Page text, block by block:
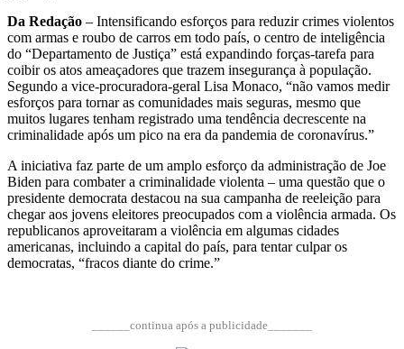
Da Redação – Intensificando esforços para reduzir crimes violentos
com armas e roubo de carros em todo país, o centro de inteligência
do “Departamento de Justiça” está expandindo forças-tarefa para
coibir os atos ameaçadores que trazem insegurança à população.
Segundo a vice-procuradora-geral Lisa Monaco, “não vamos medir
esforços para tornar as comunidades mais seguras, mesmo que
muitos lugares tenham registrado uma tendência decrescente na
criminalidade após um pico na era da pandemia de coronavírus.”
A iniciativa faz parte de um amplo esforço da administração de Joe
Biden para combater a criminalidade violenta – uma questão que o
presidente democrata destacou na sua campanha de reeleição para
chegar aos jovens eleitores preocupados com a violência armada. Os
republicanos aproveitaram a violência em algumas cidades
americanas, incluindo a capital do país, para tentar culpar os
democratas, “fracos diante do crime.”
______continua após a publicidade_______